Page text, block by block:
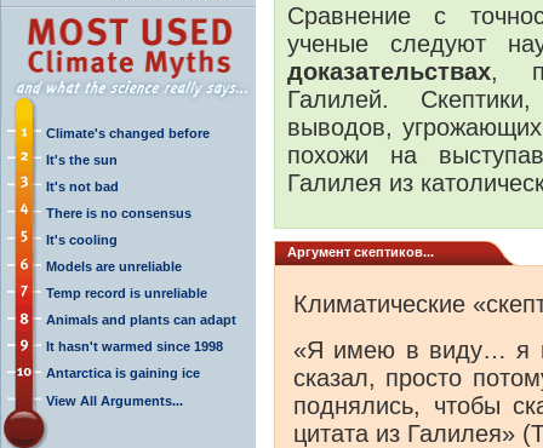
Climate's changed before
It's the sun
It's not bad
There is no consensus
It's cooling
Models are unreliable
Temp record is unreliable
Animals and plants can adapt
It hasn't warmed since 1998
Antarctica is gaining ice
View All Arguments...
Сравнение с
ученые следуют
доказательствах,
Галилей.
выводов,
похожи на
Галилея из
Аргумент скептиков...
Климатические
«Я имею в виду… я
сказал, просто
поднялись, чтобы
цитата из Галилея»